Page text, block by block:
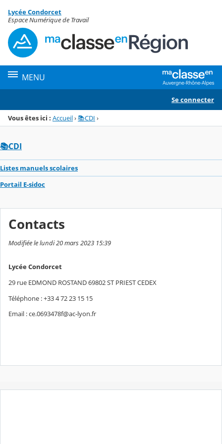
Menu de la rubrique
Contenu
Lycée Condorcet
Espace Numérique de Travail
MENU
Se connecter
Vous êtes ici : Accueil›📚CDI ›
📚CDI
Listes manuels scolaires
Portail E-sidoc
Contacts
Modifiée le lundi 20 mars 2023 15:39
Lycée Condorcet
29 rue EDMOND ROSTAND 69802 ST PRIEST CEDEX
Téléphone : +33 4 72 23 15 15
Email : ce.0693478f@ac-lyon.fr